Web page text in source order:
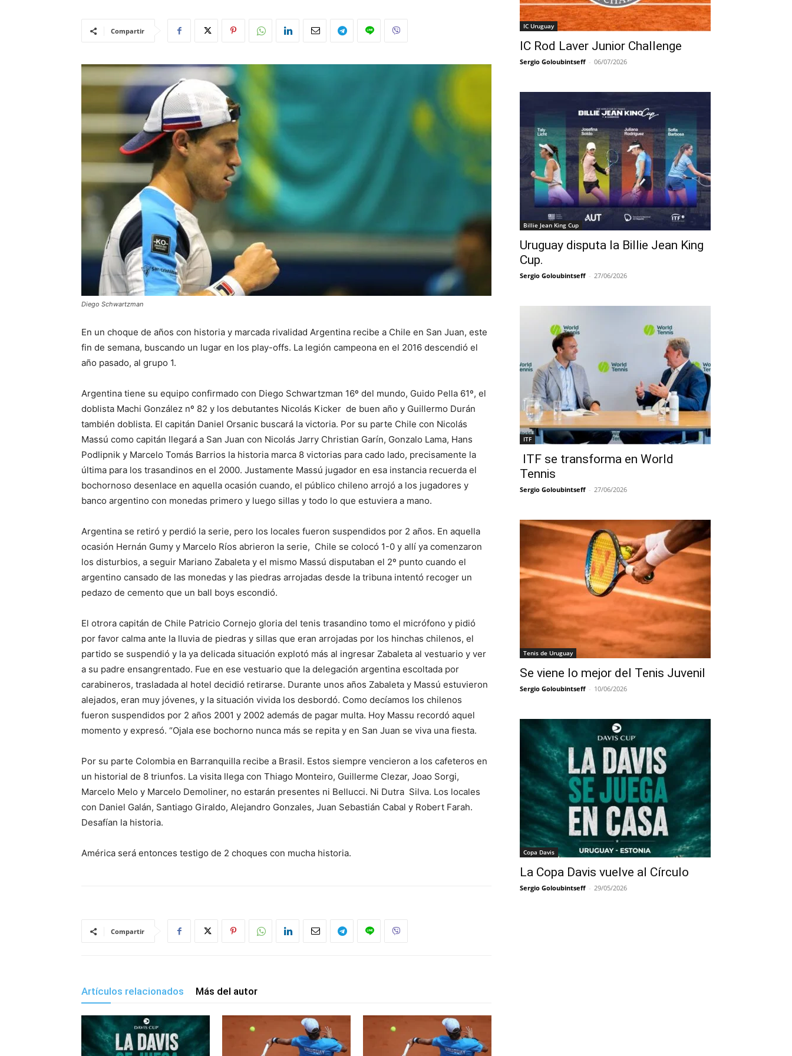
Compartir
Diego Schwartzman
En un choque de años con historia y marcada rivalidad Argentina recibe a Chile en San Juan, este
fin de semana, buscando un lugar en los play-offs. La legión campeona en el 2016 descendió el
año pasado, al grupo 1.
Argentina tiene su equipo confirmado con Diego Schwartzman 16º del mundo, Guido Pella 61º, el
doblista Machi González nº 82 y los debutantes Nicolás Kicker de buen año y Guillermo Durán
también doblista. El capitán Daniel Orsanic buscará la victoria. Por su parte Chile con Nicolás
Massú como capitán llegará a San Juan con Nicolás Jarry Christian Garín, Gonzalo Lama, Hans
Podlipnik y Marcelo Tomás Barrios la historia marca 8 victorias para cado lado, precisamente la
última para los trasandinos en el 2000. Justamente Massú jugador en esa instancia recuerda el
bochornoso desenlace en aquella ocasión cuando, el público chileno arrojó a los jugadores y
banco argentino con monedas primero y luego sillas y todo lo que estuviera a mano.
Argentina se retiró y perdió la serie, pero los locales fueron suspendidos por 2 años. En aquella
ocasión Hernán Gumy y Marcelo Ríos abrieron la serie, Chile se colocó 1-0 y allí ya comenzaron
los disturbios, a seguir Mariano Zabaleta y el mismo Massú disputaban el 2º punto cuando el
argentino cansado de las monedas y las piedras arrojadas desde la tribuna intentó recoger un
pedazo de cemento que un ball boys escondió.
El otrora capitán de Chile Patricio Cornejo gloria del tenis trasandino tomo el micrófono y pidió
por favor calma ante la lluvia de piedras y sillas que eran arrojadas por los hinchas chilenos, el
partido se suspendió y la ya delicada situación explotó más al ingresar Zabaleta al vestuario y ver
a su padre ensangrentado. Fue en ese vestuario que la delegación argentina escoltada por
carabineros, trasladada al hotel decidió retirarse. Durante unos años Zabaleta y Massú estuvieron
alejados, eran muy jóvenes, y la situación vivida los desbordó. Como decíamos los chilenos
fueron suspendidos por 2 años 2001 y 2002 además de pagar multa. Hoy Massu recordó aquel
momento y expresó. “Ojala ese bochorno nunca más se repita y en San Juan se viva una fiesta.
Por su parte Colombia en Barranquilla recibe a Brasil. Estos siempre vencieron a los cafeteros en
un historial de 8 triunfos. La visita llega con Thiago Monteiro, Guillerme Clezar, Joao Sorgi,
Marcelo Melo y Marcelo Demoliner, no estarán presentes ni Bellucci. Ni Dutra Silva. Los locales
con Daniel Galán, Santiago Giraldo, Alejandro Gonzales, Juan Sebastián Cabal y Robert Farah.
Desafían la historia.
América será entonces testigo de 2 choques con mucha historia.
Compartir
Artículos relacionados Más del autor
IC Uruguay
IC Rod Laver Junior Challenge
Sergio Goloubintseff - 06/07/2026
Billie Jean King Cup
Uruguay disputa la Billie Jean King
Cup.
Sergio Goloubintseff - 27/06/2026
ITF
ITF se transforma en World
Tennis
Sergio Goloubintseff - 27/06/2026
Tenis de Uruguay
Se viene lo mejor del Tenis Juvenil
Sergio Goloubintseff - 10/06/2026
Copa Davis
La Copa Davis vuelve al Círculo
Sergio Goloubintseff - 29/05/2026